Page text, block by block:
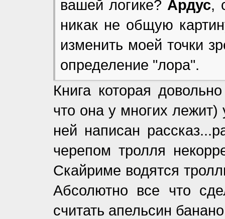
вашей логике? Ардус,
никак не общую
изменить моей точки
определение "лора".
Книга которая
что она у многих лежит)
ней написан
черепом тролля
Скайриме водятся
Абсолютно все что
считать апельсин